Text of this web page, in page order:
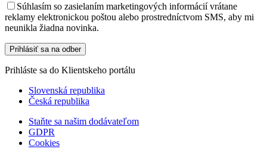
Súhlasím so zasielaním marketingových informácií vrátane
reklamy elektronickou poštou alebo prostredníctvom SMS, aby mi
neunikla žiadna novinka.
Prihláste sa do Klientskeho portálu
Slovenská republika
Česká republika
Staňte sa našim dodávateľom
GDPR
Cookies